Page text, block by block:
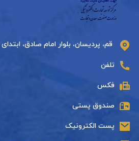
قم، پردیسان، بلوار امام صادق،
تلفن
فکس
صندوق پستی
پست الکترونیک